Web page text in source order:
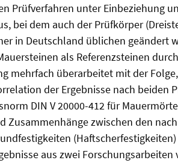
Prüfverfahren unter Einbeziehung
bei dem auch der Prüfkörper
in Deutschland üblichen geändert
als Referenzsteinen
mehrfach überarbeitet mit der
der Ergebnisse nach beiden
DIN V 20000-412 für
Zusammenhänge zwischen den
aus zwei Forschungsarbeiten